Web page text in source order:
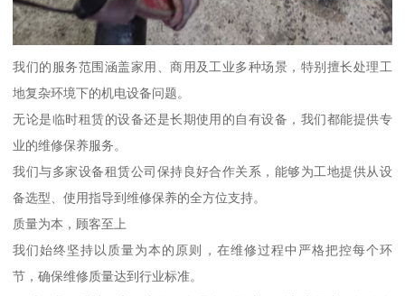
我们的服务范围涵盖家用、商用及工业多种场景，特别擅长处理工
地复杂环境下的机电设备问题。
无论是临时租赁的设备还是长期使用的自有设备，我们都能提供专
业的维修保养服务。
我们与多家设备租赁公司保持良好合作关系，能够为工地提供从设
备选型、使用指导到维修保养的全方位支持。
质量为本，顾客至上
我们始终坚持以质量为本的原则，在维修过程中严格把控每个环
节，确保维修质量达到行业标准。